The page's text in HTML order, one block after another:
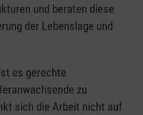
und beraten diese
der Lebenslage und
es gerechte
zu
sich die Arbeit nicht auf